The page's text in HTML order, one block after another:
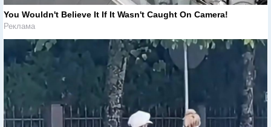
You Wouldn't Believe It If It Wasn't Caught On Camera!
Реклама